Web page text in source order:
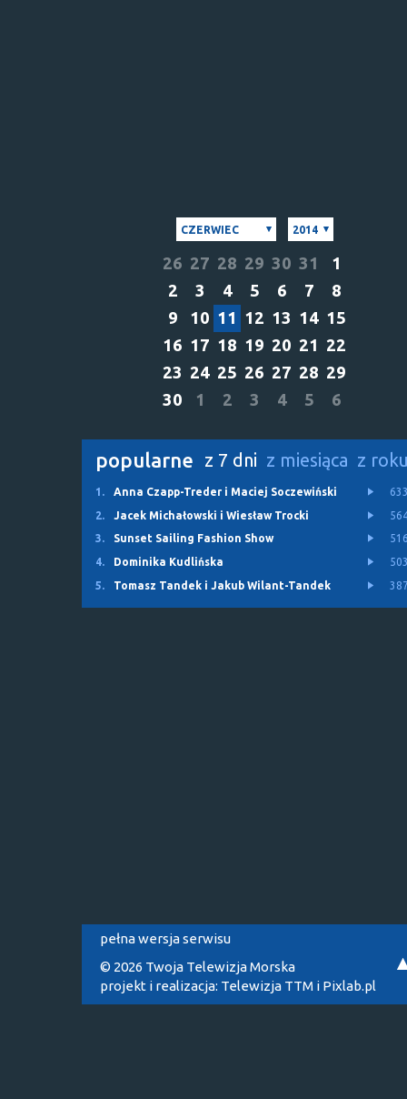
CZERWIEC 2014
26 27 28 29 30 31
1
2
3 4 5 6 7
8
9
10 11 12 13 14 15
16 17 18 19 20 21 22
23 24 25 26 27 28 29
30
1 2 3 4 5 6
popularne z 7 dni z miesiąca z
1. Anna Czapp-Treder i Maciej Soczewiński
2.
Jacek Michałowski i Wiesław Trocki
3.
Sunset Sailing Fashion Show
4.
Dominika Kudlińska
5.
Tomasz Tandek i Jakub Wilant-Tandek
pełna wersja serwisu
© 2026 Twoja Telewizja Morska
projekt i realizacja: Telewizja TTM i Pixlab.pl